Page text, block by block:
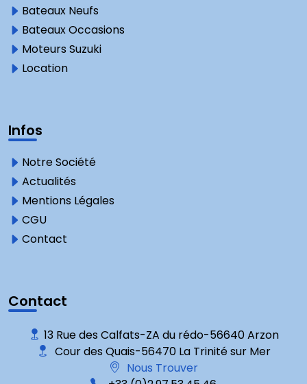
Bateaux Neufs
Bateaux Occasions
Moteurs Suzuki
Location
Infos
Notre Société
Actualités
Mentions Légales
CGU
Contact
Contact
13 Rue des Calfats-ZA du rédo-56640 Arzon
Cour des Quais-56470 La Trinité sur Mer
Nous Trouver